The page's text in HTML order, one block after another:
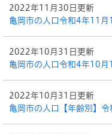
2022年11月30日更新
亀岡市の人口令和4年11月
2022年10月31日更新
亀岡市の人口令和4年10月
2022年10月31日更新
亀岡市の人口【年齢別】